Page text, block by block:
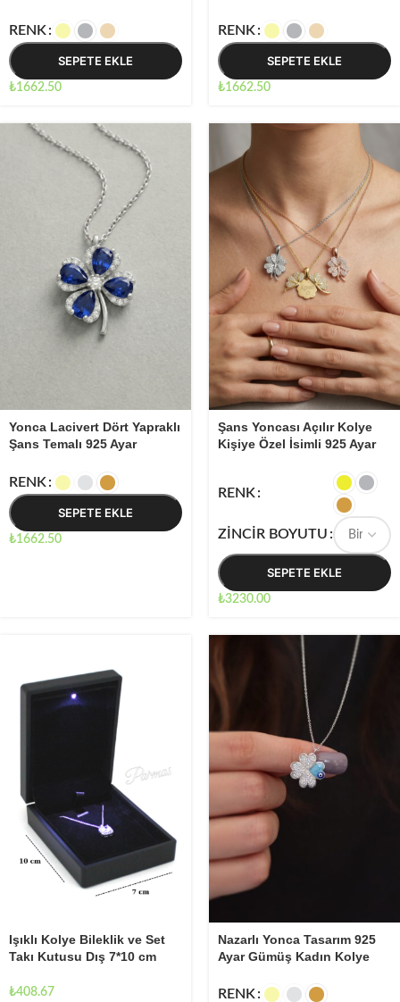
RENK
SEPETE EKLE
₺1662.50
01748
RENK
SEPETE EKLE
₺1662.50
Yonca Lacivert Dört Yapraklı
Şans Temalı 925 Ayar
01749
RENK
SEPETE EKLE
₺1662.50
Şans Yoncası Açılır Kolye
Kişiye Özel İsimli 925 Ayar
RENK
ZINCIR BOYUTU
SEPETE EKLE
₺3230.00
Işıklı Kolye Bileklik ve Set
Takı Kutusu Dış 7*10 cm
içerisine yerleştirilerek
₺408.67
Nazarlı Yonca Tasarım 925
Ayar Gümüş Kadın Kolye
RENK